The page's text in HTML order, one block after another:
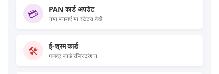
💳 PAN कार्ड अपडेट
नया बनवाएं या स्टेटस देखें
🛠️ ई-श्रम कार्ड
मजदूर कार्ड रजिस्ट्रेशन